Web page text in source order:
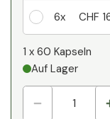
6x CHF
1x
1 x 60 Kapseln
Auf Lager